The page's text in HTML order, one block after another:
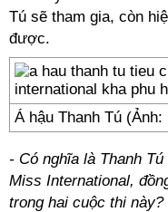
Tú sẽ tham gia, còn
được.
Á hậu Thanh Tú (Ảnh:
- Có nghĩa là Thanh
Miss International,
trong hai cuộc thi này?